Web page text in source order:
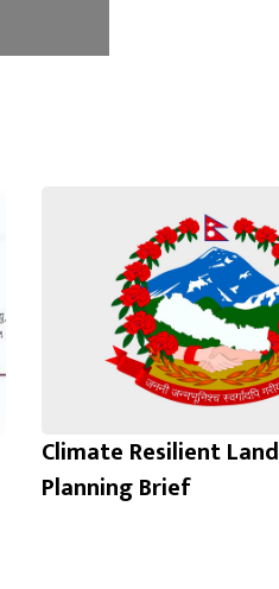
Climate Resilient
Planning Brief